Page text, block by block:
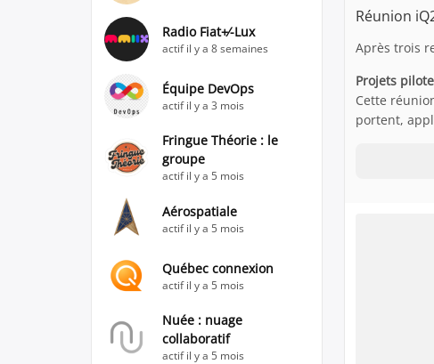
Réunion
Après trois
Projets
Cette
portent,
Radio Fiat+⁄-Lux
actif il y a 8 semaines
Équipe DevOps
actif il y a 3 mois
Fringue Théorie : le
groupe
actif il y a 5 mois
Aérospatiale
actif il y a 5 mois
Québec connexion
actif il y a 5 mois
Nuée : nuage
collaboratif
actif il y a 5 mois